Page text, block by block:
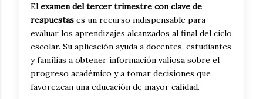
El examen del tercer trimestre con clave de
respuestas es un recurso indispensable para
evaluar los aprendizajes alcanzados al final del ciclo
escolar. Su aplicación ayuda a docentes, estudiantes
y familias a obtener información valiosa sobre el
progreso académico y a tomar decisiones que
favorezcan una educación de mayor calidad.